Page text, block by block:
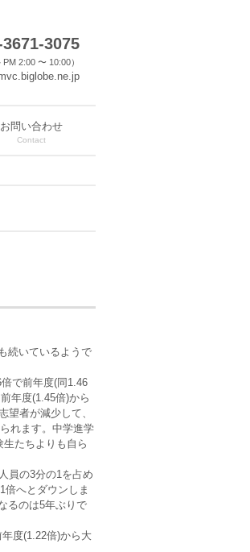
3075
PM 2:00 〜 10:00）
お問い合わせ
Contact
続いているようで
で前年度(同1.46
年度(1.45倍)から
望者が減少して、
れます。中学進学
たちよりも自ら
員の3分の1を占め
倍へとダウンしま
るのは5年ぶりで
度(1.22倍)から大